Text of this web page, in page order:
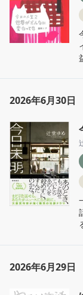
2026年6月30日
2026年6月29日